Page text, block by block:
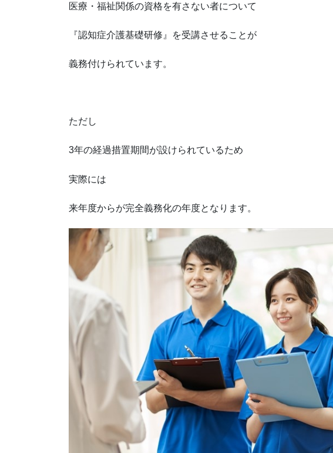
医療・福祉関係の資格を有さない者について
『認知症介護基礎研修』を受講させることが
義務付けられています。
ただし
3年の経過措置期間が設けられているため
実際には
来年度からが完全義務化の年度となります。